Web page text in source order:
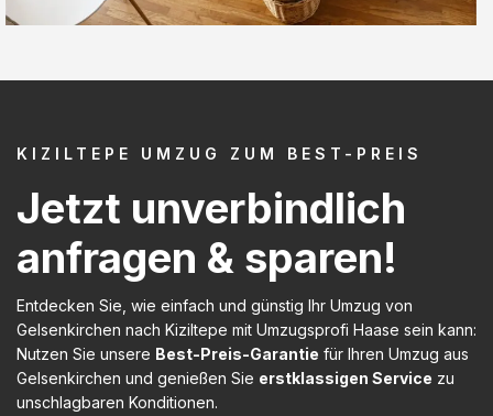
KIZILTEPE UMZUG ZUM BEST-PREIS
Jetzt unverbindlich
anfragen & sparen!
Entdecken Sie, wie einfach und günstig Ihr Umzug von
Gelsenkirchen nach Kiziltepe mit Umzugsprofi Haase sein kann:
Nutzen Sie unsere Best-Preis-Garantie für Ihren Umzug aus
Gelsenkirchen und genießen Sie erstklassigen Service zu
unschlagbaren Konditionen.